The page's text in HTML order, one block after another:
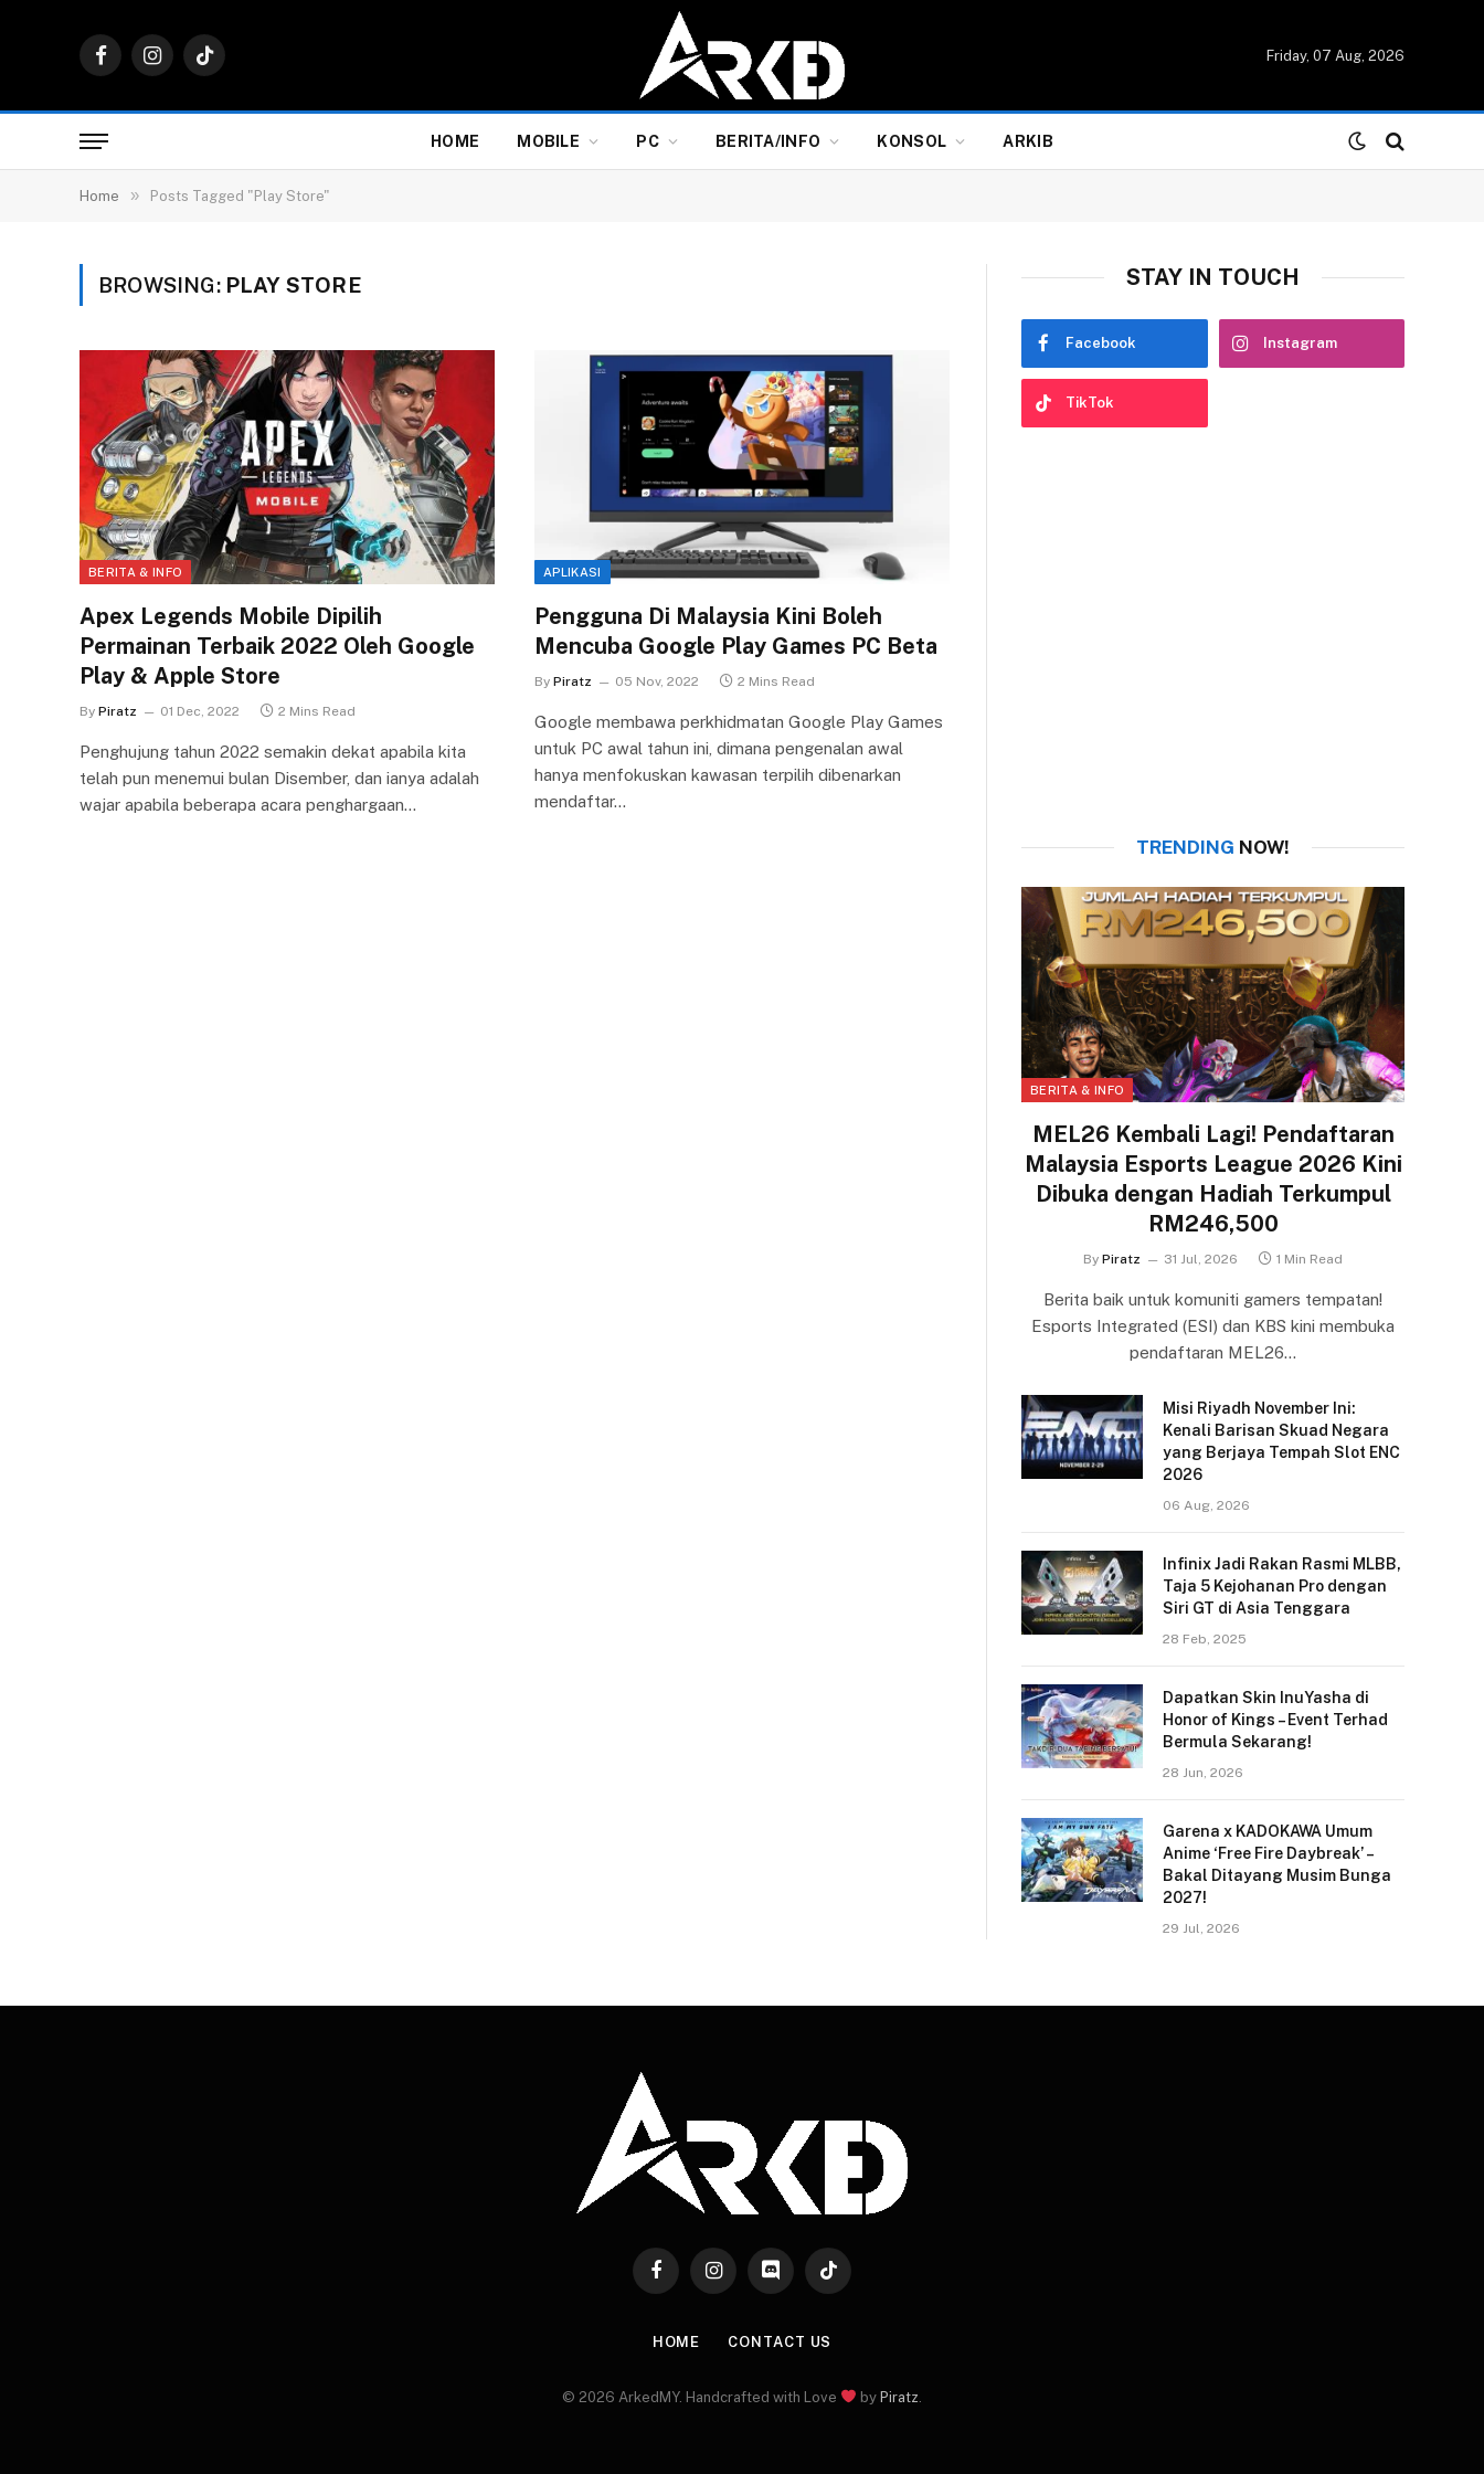
FacebookInstagramTikTok
Friday, 07 Aug, 2026
HOME MOBILE PC BERITA/INFO KONSOL ARKIB
Home » Posts Tagged "Play Store"
BROWSING: PLAY STORE
BERITA & INFO
Apex Legends Mobile Dipilih
Permainan Terbaik 2022 Oleh Google
Play & Apple Store
By Piratz 01 Dec, 2022 2 Mins Read
Penghujung tahun 2022 semakin dekat apabila kita
telah pun menemui bulan Disember, dan ianya adalah
wajar apabila beberapa acara penghargaan…
APLIKASI
Pengguna Di Malaysia Kini Boleh
Mencuba Google Play Games PC Beta
By Piratz 05 Nov, 2022 2 Mins Read
Google membawa perkhidmatan Google Play Games
untuk PC awal tahun ini, dimana pengenalan awal
hanya menfokuskan kawasan terpilih dibenarkan
mendaftar…
STAY IN TOUCH
Facebook Instagram
TikTok
TRENDING NOW!
BERITA & INFO
MEL26 Kembali Lagi! Pendaftaran
Malaysia Esports League 2026 Kini
Dibuka dengan Hadiah Terkumpul
RM246,500
By Piratz 31 Jul, 2026 1 Min Read
Berita baik untuk komuniti gamers tempatan!
Esports Integrated (ESI) dan KBS kini membuka
pendaftaran MEL26…
Misi Riyadh November Ini:
Kenali Barisan Skuad Negara
yang Berjaya Tempah Slot ENC
2026
06 Aug, 2026
Infinix Jadi Rakan Rasmi MLBB,
Taja 5 Kejohanan Pro dengan
Siri GT di Asia Tenggara
28 Feb, 2025
Dapatkan Skin InuYasha di
Honor of Kings – Event Terhad
Bermula Sekarang!
28 Jun, 2026
Garena x KADOKAWA Umum
Anime ‘Free Fire Daybreak’ –
Bakal Ditayang Musim Bunga
2027!
29 Jul, 2026
FacebookInstagramDiscord TikTok
HOME CONTACT US
© 2026 ArkedMY. Handcrafted with Love by Piratz.